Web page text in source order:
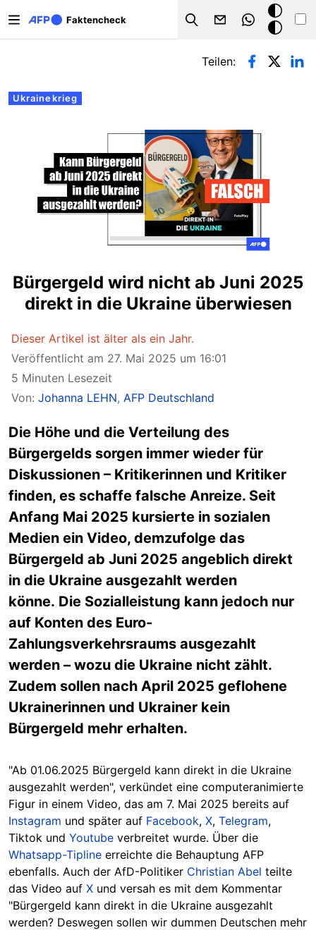
Faktencheck
Search
Dark
Mode
Primäre Reiter
Ukrainekrieg
Teilen:
Bürgergeld wird nicht ab Juni 2025
direkt in die Ukraine überwiesen
Dieser Artikel ist älter als ein Jahr.
Veröffentlicht am 27. Mai 2025 um 16:01
5 Minuten Lesezeit
Von: Johanna LEHN, AFP Deutschland
Die Höhe und die Verteilung des
Bürgergelds sorgen immer wieder für
Diskussionen – Kritikerinnen und Kritiker
finden, es schaffe falsche Anreize. Seit
Anfang Mai 2025 kursierte in sozialen
Medien ein Video, demzufolge das
Bürgergeld ab Juni 2025 angeblich direkt
in die Ukraine ausgezahlt werden
könne. Die Sozialleistung kann jedoch nur
auf Konten des Euro-
Zahlungsverkehrsraums ausgezahlt
werden – wozu die Ukraine nicht zählt.
Zudem sollen nach April 2025 geflohene
Ukrainerinnen und Ukrainer kein
Bürgergeld mehr erhalten.
"Ab 01.06.2025 Bürgergeld kann direkt in die Ukraine
ausgezahlt werden", verkündet eine computeranimierte
Figur in einem Video, das am 7. Mai 2025 bereits auf
Instagram und später auf Facebook, X, Telegram,
Tiktok und Youtube verbreitet wurde. Über die
Whatsapp-Tipline erreichte die Behauptung AFP
ebenfalls. Auch der AfD-Politiker Christian Abel teilte
das Video auf X und versah es mit dem Kommentar
"Bürgergeld kann direkt in die Ukraine ausgezahlt
werden? Deswegen sollen wir dummen Deutschen mehr